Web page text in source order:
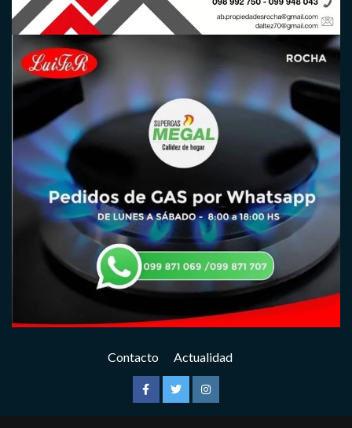
Contacto Actualidad
FacebookTwitterInstagram